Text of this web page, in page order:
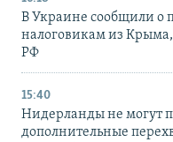
В Украине сообщили о
налоговикам из
РФ
15:40
Нидерланды не могут
дополнительные